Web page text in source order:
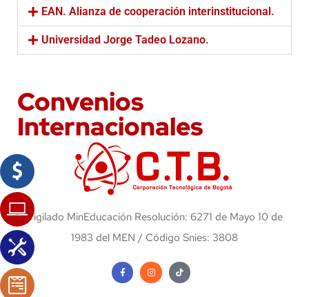
EAN. Alianza de cooperación interinstitucional.
Universidad Jorge Tadeo Lozano.
Convenios
Internacionales
Vigilado MinEducación Resolución: 6271 de Mayo 10 de
1983 del MEN / Código Snies: 3808